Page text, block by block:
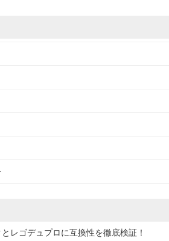
レゴデュプロに互換性を徹底検証！